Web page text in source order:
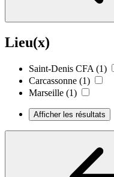
Lieu(x)
Saint-Denis CFA (1)
Carcassonne (1)
Marseille (1)
Afficher les résultats